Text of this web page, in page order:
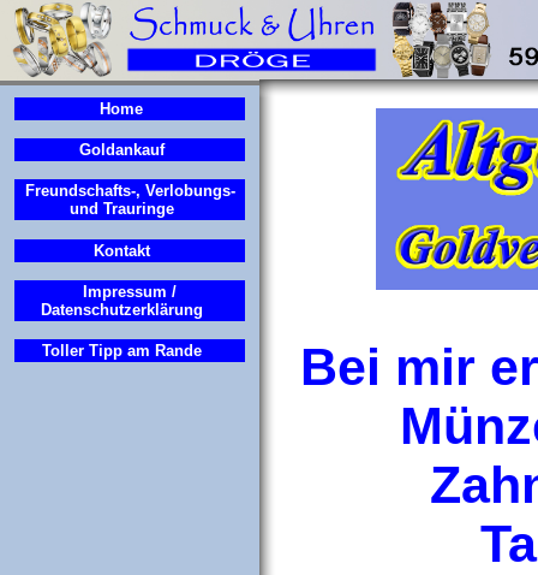
Home
Goldankauf
Freundschafts-, Verlobungs-
und Trauringe
Kontakt
Impressum /
Datenschutzerklärung
Toller Tipp am Rande
Bei mir